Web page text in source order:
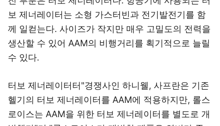
보 제너레이터는 소형 가스터빈과 전기발전기를 함
께 일컫는다. 사이즈가 작지만 매우 고밀도의 전력을
생산할 수 있어 AAM의 비행거리를 획기적으로 늘릴
수 있다.
터보 제너레이터터"경쟁사인 하니웰, 사프란은 기존
헬기의 터보 제너레이터를 AAM에 적용하지만, 롤스
로이스는 AAM을 위한 터보 제너레이터를 별도로 개